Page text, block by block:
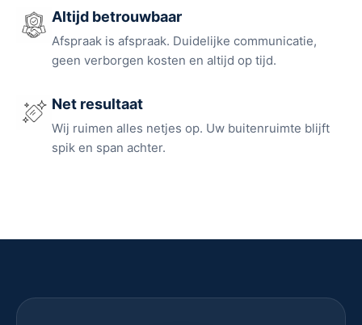
Altijd betrouwbaar
Afspraak is afspraak. Duidelijke communicatie,
geen verborgen kosten en altijd op tijd.
Net resultaat
Wij ruimen alles netjes op. Uw buitenruimte blijft
spik en span achter.